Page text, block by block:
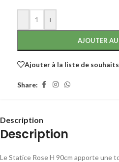
- +
AJOUTER AU
Ajouter à la liste de souhaits
Share:
Description
Description
Le Statice Rose H 90cm apporte une